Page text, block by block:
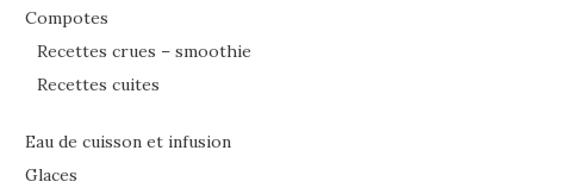
Compotes
Recettes crues – smoothie
Recettes cuites
Eau de cuisson et infusion
Glaces